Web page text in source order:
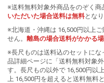
※送料無料対象外商品をのぞく商
いただいた場合送料は無料となり
※北海道・沖縄は 16,500円以上
せん。 離島の場合送料がかかる
※長尺ものは送料込のセットに
品詳細ページに「送料無料対象
す。長尺もの以外で 16,500円以
上 16,500円を超えると送料無